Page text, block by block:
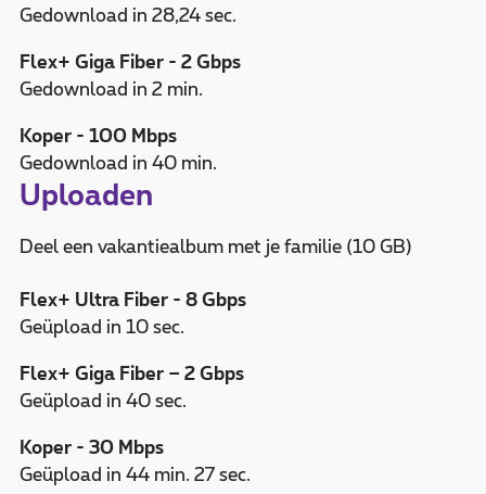
Gedownload in 28,24 sec.
Flex+ Giga Fiber - 2 Gbps
Gedownload in 2 min.
Koper - 100 Mbps
Gedownload in 40 min.
Uploaden
Deel een vakantiealbum met je familie (10 GB)
Flex+ Ultra Fiber - 8 Gbps
Geüpload in 10 sec.
Flex+ Giga Fiber – 2 Gbps
Geüpload in 40 sec.
Koper - 30 Mbps
Geüpload in 44 min. 27 sec.